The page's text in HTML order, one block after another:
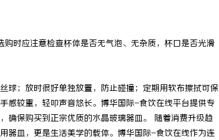
时应注意检查杯体是否无气泡、无杂质，杯口是否光滑
球；放时很好单独放置，防止碰撞；定期用软布擦拭可保
感较重，轻叩声音悠长。博华国际-食饮在线平台提供专
确保购买到正宗优质的水晶玻璃器皿。 随着消费升级趋
器皿，更是生活美学的载体。博华国际-食饮在线作为连